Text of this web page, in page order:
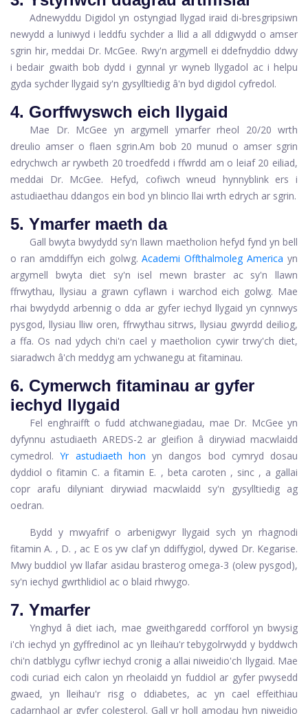
Adnewyddu Digidol yn ostyngiad llygad iraid di-bresgripsiwn
newydd a luniwyd i leddfu sychder a llid a all ddigwydd o amser
sgrin hir, meddai Dr. McGee. Rwy'n argymell ei ddefnyddio ddwy
i bedair gwaith bob dydd i gynnal yr wyneb llygadol ac i helpu
gyda sychder llygaid sy'n gysylltiedig â'n byd digidol cyfredol.
4. Gorffwyswch eich llygaid
Mae Dr. McGee yn argymell ymarfer rheol 20/20 wrth
dreulio amser o flaen sgrin.Am bob 20 munud o amser sgrin
edrychwch ar rywbeth 20 troedfedd i ffwrdd am o leiaf 20 eiliad,
meddai Dr. McGee. Hefyd, cofiwch wneud hynnyblink ers i
astudiaethau ddangos ein bod yn blincio llai wrth edrych ar sgrin.
5. Ymarfer maeth da
Gall bwyta bwydydd sy'n llawn maetholion hefyd fynd yn bell
o ran amddiffyn eich golwg. Academi Offthalmoleg America yn
argymell bwyta diet sy'n isel mewn braster ac sy'n llawn
ffrwythau, llysiau a grawn cyflawn i warchod eich golwg. Mae
rhai bwydydd arbennig o dda ar gyfer iechyd llygaid yn cynnwys
pysgod, llysiau lliw oren, ffrwythau sitrws, llysiau gwyrdd deiliog,
a ffa. Os nad ydych chi'n cael y maetholion cywir trwy'ch diet,
siaradwch â'ch meddyg am ychwanegu at fitaminau.
6. Cymerwch fitaminau ar gyfer
iechyd llygaid
Fel enghraifft o fudd atchwanegiadau, mae Dr. McGee yn
dyfynnu astudiaeth AREDS-2 ar gleifion â dirywiad macwlaidd
cymedrol. Yr astudiaeth hon yn dangos bod cymryd dosau
dyddiol o fitamin C. a fitamin E. , beta caroten , sinc , a gallai
copr arafu dilyniant dirywiad macwlaidd sy'n gysylltiedig ag
oedran.
Bydd y mwyafrif o arbenigwyr llygaid sych yn rhagnodi
fitamin A. , D. , ac E os yw claf yn ddiffygiol, dywed Dr. Kegarise.
Mwy buddiol yw llafar asidau brasterog omega-3 (olew pysgod),
sy'n iechyd gwrthlidiol ac o blaid rhwygo.
7. Ymarfer
Ynghyd â diet iach, mae gweithgaredd corfforol yn bwysig
i'ch iechyd yn gyffredinol ac yn lleihau'r tebygolrwydd y byddwch
chi'n datblygu cyflwr iechyd cronig a allai niweidio'ch llygaid. Mae
codi curiad eich calon yn rheolaidd yn fuddiol ar gyfer pwysedd
gwaed, yn lleihau'r risg o ddiabetes, ac yn cael effeithiau
cadarnhaol ar gyfer colesterol. Gall yr holl amodau hyn niweidio